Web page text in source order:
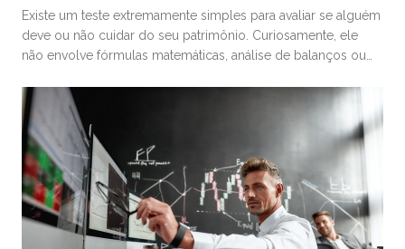
Existe um teste extremamente simples para avaliar se alguém
deve ou não cuidar do seu patrimônio. Curiosamente, ele
não envolve fórmulas matemáticas, análise de balanços ou
mais básica: “Se eu precisasse escolher um médico para
uma cirurgia delicada, levaria em conta os mesmos critérios
que estou utilizando […]